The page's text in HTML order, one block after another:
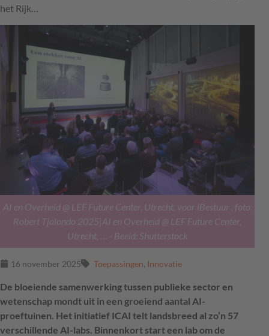
het Rijk…
AI en Overheid @ LEF Future Center, Utrecht, voor iBestuur . foto:
Robert Tjalondo 2025|AI en Overheid @ LEF Future Center,
Utrecht, …
- Beeld: Shutterstock
16 november 2025 Toepassingen, Innovatie
De bloeiende samenwerking tussen publieke sector en
wetenschap mondt uit in een groeiend aantal AI-
proeftuinen. Het initiatief ICAI telt landsbreed al zo’n 57
verschillende AI-labs. Binnenkort start een lab om de